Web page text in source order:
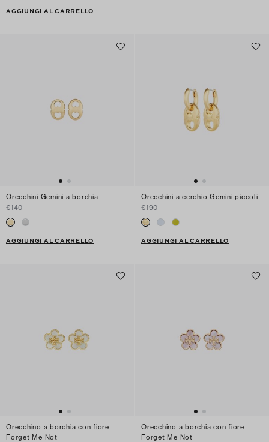
AGGIUNGI AL CARRELLO
Orecchini Gemini a borchia
€140
AGGIUNGI AL CARRELLO
Orecchini a cerchio Gemini piccoli
€190
AGGIUNGI AL CARRELLO
Orecchino a borchia con fiore
Forget Me Not
Orecchino a borchia con fiore
Forget Me Not